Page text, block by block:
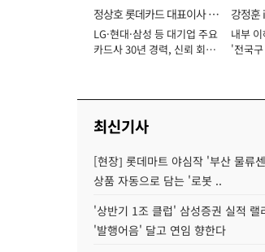
정상호 롯데카드 대표이사 사
장
LG·현대·삼성 등 대기업 주요
카드사 30년 경력, 신뢰 회복
강정훈
내부
'전국
최신기사
[현장] 롯데마트 야심작 '부산 물류
상품 자동으로 담는 '로봇 ..
'상반기 1조 클럽' 삼성증권 실적 랠
'발행어음' 달고 연임 향한다